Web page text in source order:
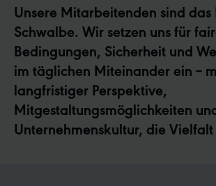
Unsere Mitarbeitenden sind das
Schwalbe. Wir setzen uns für
Bedingungen, Sicherheit und
im täglichen Miteinander ein –
langfristiger Perspektive,
Mitgestaltungsmöglichkeiten
Unternehmenskultur, die